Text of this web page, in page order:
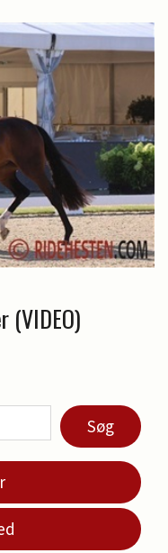
(VIDEO)
Søg